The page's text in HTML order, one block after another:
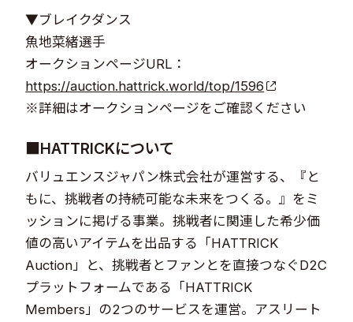
▼ブレイクダンス
魚地菜緒選手
オークションページURL：
https://auction.hattrick.world/top/1596
※詳細はオークションページをご確認ください
■HATTRICKについて
バリュエンスジャパン株式会社が運営する、『と
もに、挑戦者の持続可能な未来をつくる。』をミ
ッションに掲げる事業。挑戦者に関連した希少価
値の高いアイテムを出品する「HATTRICK
Auction」と、挑戦者とファンとを直接つなぐD2C
プラットフォームである「HATTRICK
Members」の2つのサービスを運営。アスリート